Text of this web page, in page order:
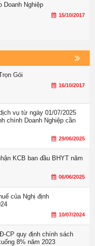
Doanh Nghiệp
15/10/2017
Gói
16/10/2017
vụ từ ngày 01/07/2025
chính Doanh Nghiệp cần
29/06/2025
KCB ban đầu BHYT năm
06/06/2025
của Nghị định
10/07/2024
CP quy định chính sách
8% năm 2023